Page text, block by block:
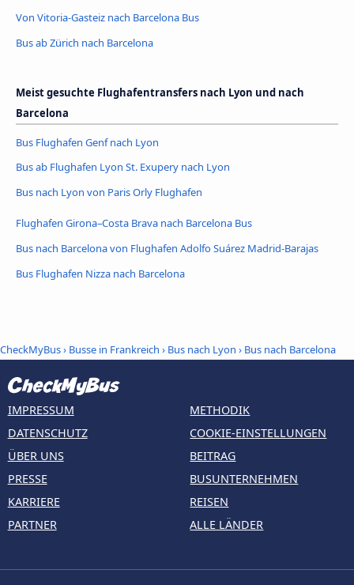
Von Vitoria-Gasteiz nach Barcelona Bus
Bus ab Zürich nach Barcelona
Meist gesuchte Flughafentransfers nach Lyon und nach
Barcelona
Bus Flughafen Genf nach Lyon
Bus ab Flughafen Lyon St. Exupery nach Lyon
Bus nach Lyon von Paris Orly Flughafen
Flughafen Girona–Costa Brava nach Barcelona Bus
Bus nach Barcelona von Flughafen Adolfo Suárez Madrid-Barajas
Bus Flughafen Nizza nach Barcelona
CheckMyBus› Busse in Frankreich › Bus nach Lyon › Bus nach Barcelona
IMPRESSUM
DATENSCHUTZ
ÜBER UNS
PRESSE
KARRIERE
PARTNER
METHODIK
COOKIE-EINSTELLUNGEN
BEITRAG
BUSUNTERNEHMEN
REISEN
ALLE LÄNDER